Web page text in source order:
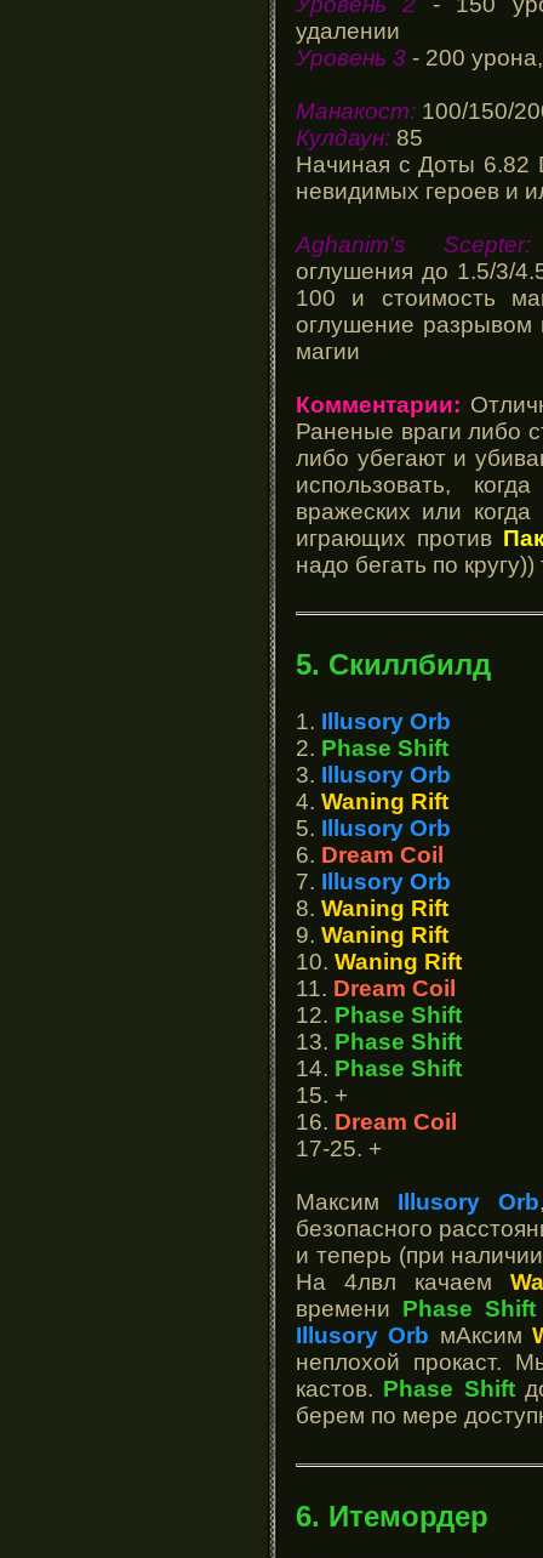
удалении
Уровень 3 - 200
Манакост: 100/150/
Кулдаун: 85
Начиная с Доты 6.82
невидимых героев и
Aghanim's Scepter:
оглушения до 1.5/3/
100 и стоимость
оглушение разрывом
магии
Комментарии:
Раненые враги либо
либо убегают и
использовать,
вражеских или
играющих против
надо бегать по
5. Скиллбилд
1. Illusory Orb
2. Phase Shift
3. Illusory Orb
4. Waning Rift
5. Illusory Orb
6. Dream Coil
7. Illusory Orb
8. Waning Rift
9. Waning Rift
10. Waning Rift
11. Dream Coil
12. Phase Shift
13. Phase Shift
14. Phase Shift
15. +
16. Dream Coil
17-25. +
Максим Illusory Orb
безопасного
и теперь (при
На 4лвл качаем
времени Phase Shift
Illusory Orb мАксим
неплохой прокаст.
кастов. Phase Shift
берем по мере
6. Итемордер